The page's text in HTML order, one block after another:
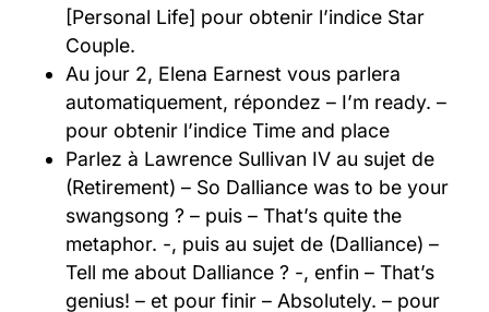
[Personal Life] pour obtenir l’indice Star
Couple.
Au jour 2, Elena Earnest vous parlera
automatiquement, répondez – I’m ready. –
pour obtenir l’indice Time and place
Parlez à Lawrence Sullivan IV au sujet de
(Retirement) – So Dalliance was to be your
swangsong ? – puis – That’s quite the
metaphor. -, puis au sujet de (Dalliance) –
Tell me about Dalliance ? -, enfin – That’s
genius! – et pour finir – Absolutely. – pour